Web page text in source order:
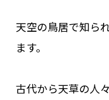
天空の鳥居で知ら
ます。
古代から天草の人